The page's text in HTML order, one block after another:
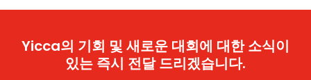
Yicca의 기회 및 새로운 대회에 대한 소식이
있는 즉시 전달 드리겠습니다.